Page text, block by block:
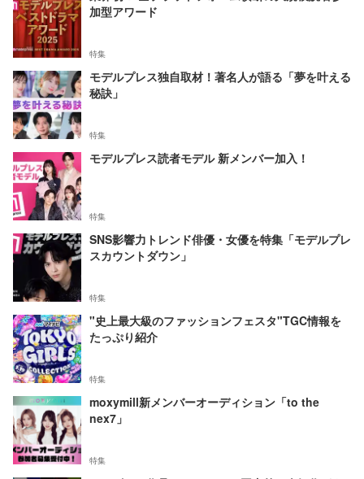
加型アワード
特集
モデルプレス独自取材！著名人が語る「夢を叶える
秘訣」
特集
モデルプレス読者モデル 新メンバー加入！
特集
SNS影響力トレンド俳優・女優を特集「モデルプレ
スカウントダウン」
特集
"史上最大級のファッションフェスタ"TGC情報を
たっぷり紹介
特集
moxymill新メンバーオーディション「to the
nex7」
特集